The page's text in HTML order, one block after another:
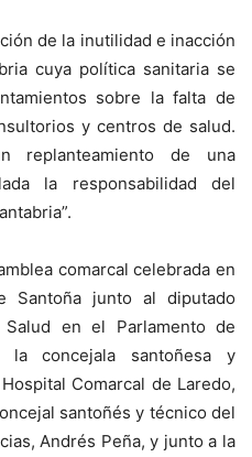
de la inutilidad e inacción
cuya política sanitaria se
sobre la falta de
y centros de salud.
replanteamiento de una
la responsabilidad del
comarcal celebrada en
Santoña junto al diputado
en el Parlamento de
la concejala santoñesa y
Comarcal de Laredo,
santoñés y técnico del
Andrés Peña, y junto a la